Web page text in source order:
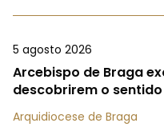
5 agosto 2026
Arcebispo de Braga
descobrirem o
Arquidiocese de Braga